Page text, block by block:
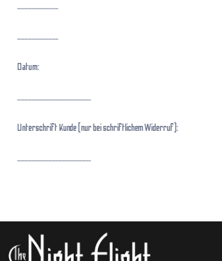
.............................
.............................
Datum:
....................................................
Unterschrift Kunde (nur bei schriftlichem Widerruf):
....................................................